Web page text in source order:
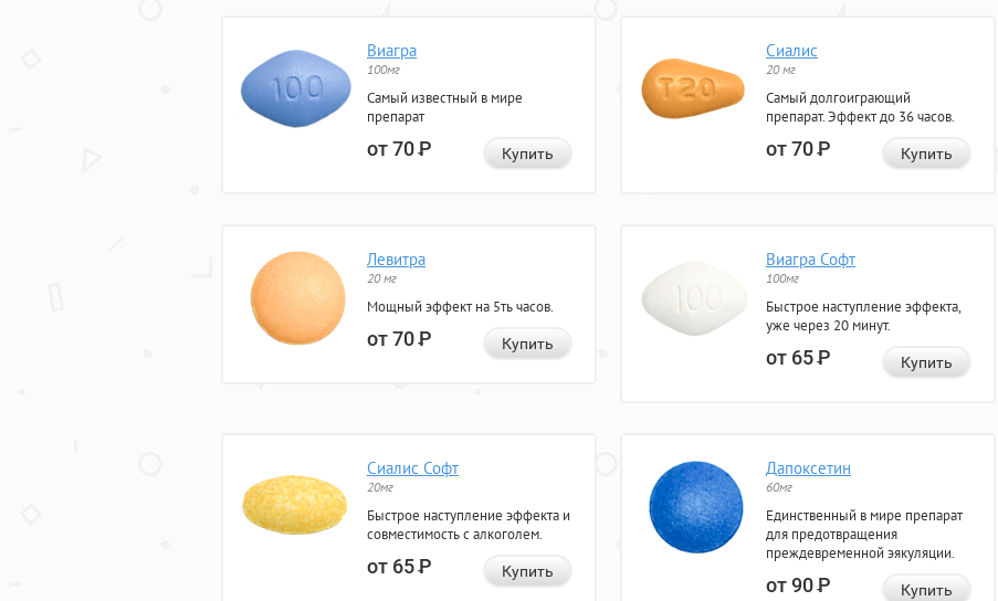
Виагра
100мг
Самый известный в мире
препарат
от 70Р Купить
Сиалис
20 мг
Самый долгоиграющий
препарат. Эффект до 36 часов.
от 70Р Купить
Левитра
20 мг
Мощный эффект на 5ть часов.
от 70Р Купить
Виагра Софт
100мг
Быстрое наступление эффекта,
уже через 20 минут.
от 65Р Купить
Сиалис Софт
20мг
Быстрое наступление эффекта и
совместимость с алкоголем.
от 65Р Купить
Дапоксетин
60мг
Единственный в мире препарат
для предотвращения
преждевременной эякуляции.
от 90Р Купить